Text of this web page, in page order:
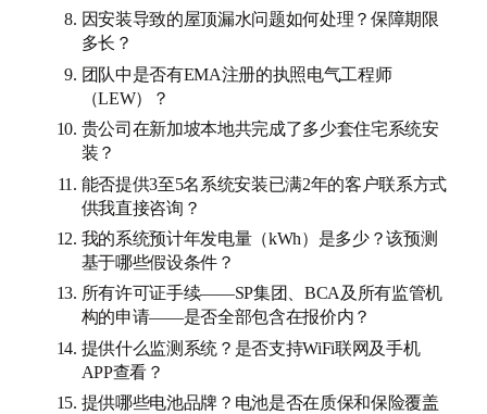
因安装导致的屋顶漏水问题如何处理？保障期限
多长？
团队中是否有EMA注册的执照电气工程师
（LEW）？
贵公司在新加坡本地共完成了多少套住宅系统安
装？
能否提供3至5名系统安装已满2年的客户联系方式
供我直接咨询？
我的系统预计年发电量（kWh）是多少？该预测
基于哪些假设条件？
所有许可证手续——SP集团、BCA及所有监管机
构的申请——是否全部包含在报价内？
提供什么监测系统？是否支持WiFi联网及手机
APP查看？
提供哪些电池品牌？电池是否在质保和保险覆盖